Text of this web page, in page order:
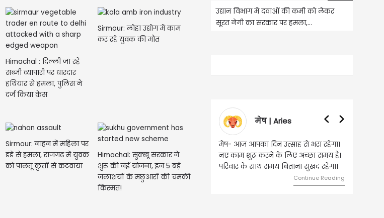
Himachal : दिल्ली जा रहे
सब्जी व्यापारी पर धारदार
हथियार से हमला, पुलिस ने
दर्ज किया केस
Sirmour: लोहा उद्योग में काम
कर रहे युवक की मौत
Sirmour: नाहन में महिला पर
डंडे से हमला, राजगढ़ में युवक
को पालतू कुत्तों से कटवाया
Himachal: सुक्खू सरकार ने
शुरू की नई योजना, इन 5 बड़े
जलाशयों के मछुआरों की चमकी
किस्मत!
उद्यान विभाग में दवाओं की कमी को लेकर
सूरत नेगी का सरकार पर हमला,...
मेष- आज आपका दिन उत्साह से भरा रहेगा।
नए काम शुरू करने के लिए अच्छा समय है।
परिवार के साथ समय बिताना सुखद रहेगा।
Continue Reading
वृषभ | Taurus
वृष- आज का दिन इस राशि के जातकों के
लिए शुभ रहने वाला है। धन और नौकरी के
मामलों में सफलता मिलेगी। मित्रों से
मेलजोल बढ़ेगा। आर्थिक निवेश सोच-